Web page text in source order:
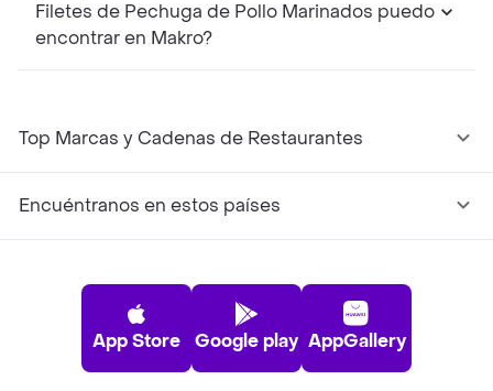
Filetes de Pechuga de Pollo Marinados puedo
encontrar en Makro?
Top Marcas y Cadenas de Restaurantes
Encuéntranos en estos países
App Store Google play AppGallery